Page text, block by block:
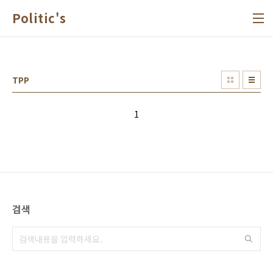
Politic's
TPP
1
검색